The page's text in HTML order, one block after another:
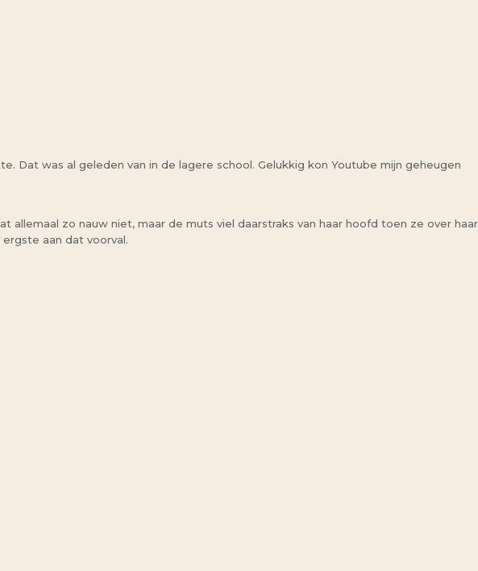
Dat was al geleden van in de lagere school. Gelukkig kon Youtube mijn geheugen
zo nauw niet, maar de muts viel daarstraks van haar hoofd toen ze over haar
aan dat voorval.